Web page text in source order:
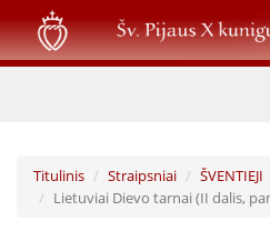
Pereiti
į
pagrindinį
Titulinis Straipsniai
ŠVENTIEJI
Lietuviai Dievo tarnai (II dalis,